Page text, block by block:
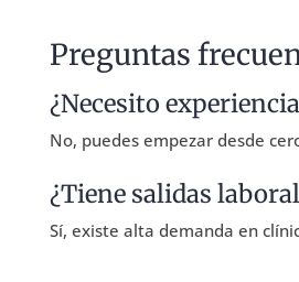
Preguntas
¿Necesito
No, puedes empezar desde
¿Tiene salidas
Sí, existe alta demanda en